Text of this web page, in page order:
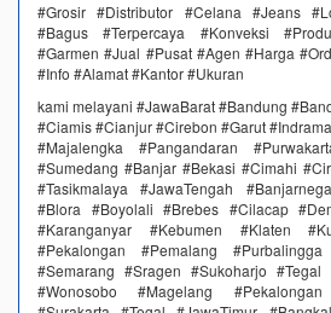
#Grosir #Distributor #Celana #Jeans
#Bagus #Terpercaya #Konveksi
#Garmen #Jual #Pusat #Agen #Harga
#Info #Alamat #Kantor #Ukuran
kami melayani #JawaBarat #Bandung
#Ciamis #Cianjur #Cirebon #Garut
#Majalengka #Pangandaran
#Sumedang #Banjar #Bekasi #Cimahi
#Tasikmalaya #JawaTengah
#Blora #Boyolali #Brebes #Cilacap
#Karanganyar #Kebumen #Klaten
#Pekalongan #Pemalang
#Semarang #Sragen #Sukoharjo #Tegal
#Wonosobo #Magelang